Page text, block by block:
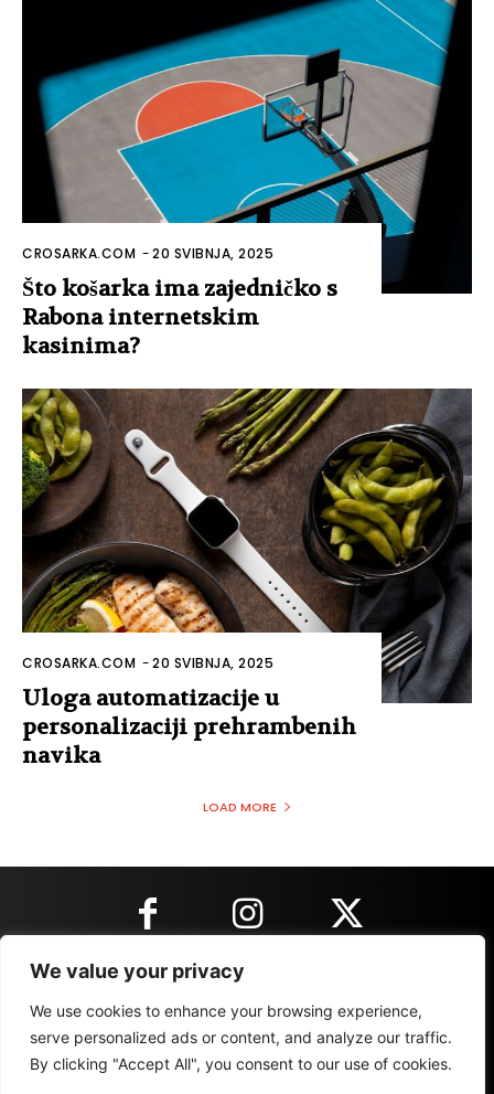
We value your privacy
We use cookies to enhance your browsing experience,
serve personalized ads or content, and analyze our traffic.
By clicking "Accept All", you consent to our use of cookies.
CROSARKA.COM -20 SVIBNJA, 2025
Što košarka ima zajedničko s
Rabona internetskim
kasinima?
CROSARKA.COM -20 SVIBNJA, 2025
Uloga automatizacije u
personalizaciji prehrambenih
navika
LOAD MORE
KONTAKT INFORMACIJE
IMPRESSUM MARKETING REZULTATI